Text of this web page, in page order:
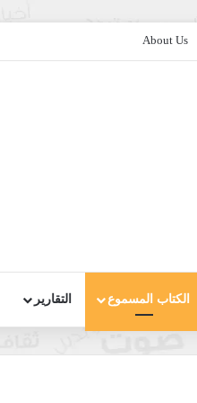
About Us
الكتاب المسموع التقارير